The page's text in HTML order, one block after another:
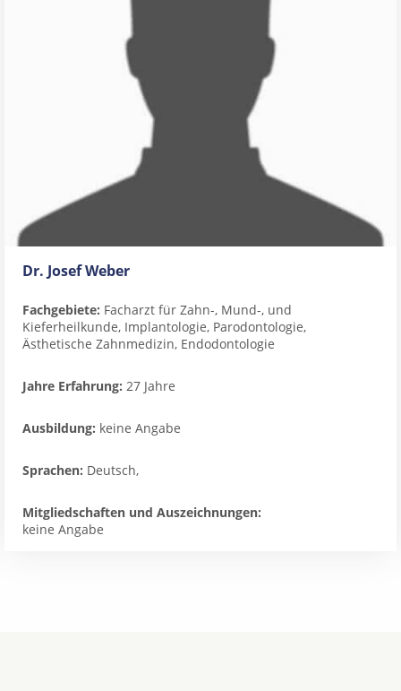
Dr. Josef Weber
Fachgebiete: Facharzt für Zahn-, Mund-, und
Kieferheilkunde, Implantologie, Parodontologie,
Ästhetische Zahnmedizin, Endodontologie
Jahre Erfahrung: 27 Jahre
Ausbildung: keine Angabe
Sprachen: Deutsch,
Mitgliedschaften und Auszeichnungen:
keine Angabe